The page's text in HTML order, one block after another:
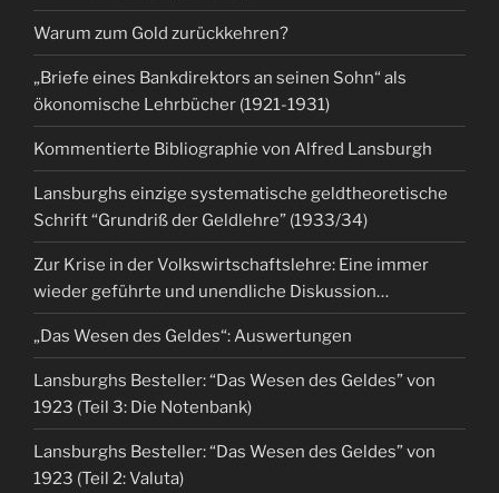
Warum zum Gold zurückkehren?
„Briefe eines Bankdirektors an seinen Sohn“ als
ökonomische Lehrbücher (1921-1931)
Kommentierte Bibliographie von Alfred Lansburgh
Lansburghs einzige systematische geldtheoretische
Schrift “Grundriß der Geldlehre” (1933/34)
Zur Krise in der Volkswirtschaftslehre: Eine immer
wieder geführte und unendliche Diskussion…
„Das Wesen des Geldes“: Auswertungen
Lansburghs Besteller: “Das Wesen des Geldes” von
1923 (Teil 3: Die Notenbank)
Lansburghs Besteller: “Das Wesen des Geldes” von
1923 (Teil 2: Valuta)